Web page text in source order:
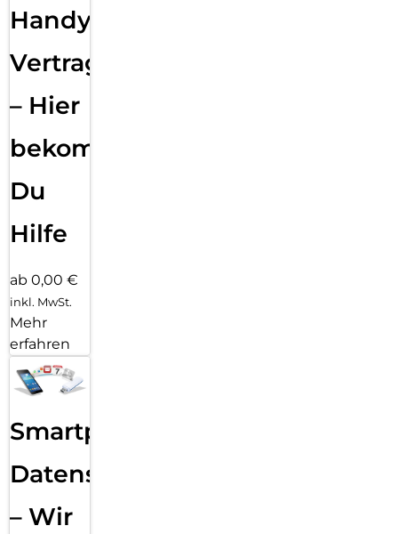
Handy
Vertragsabwicklung
– Hier
bekommst
Du
Hilfe
ab 0,00 €
inkl. MwSt.
Mehr
erfahren
Smartphone
Datensicherung
– Wir